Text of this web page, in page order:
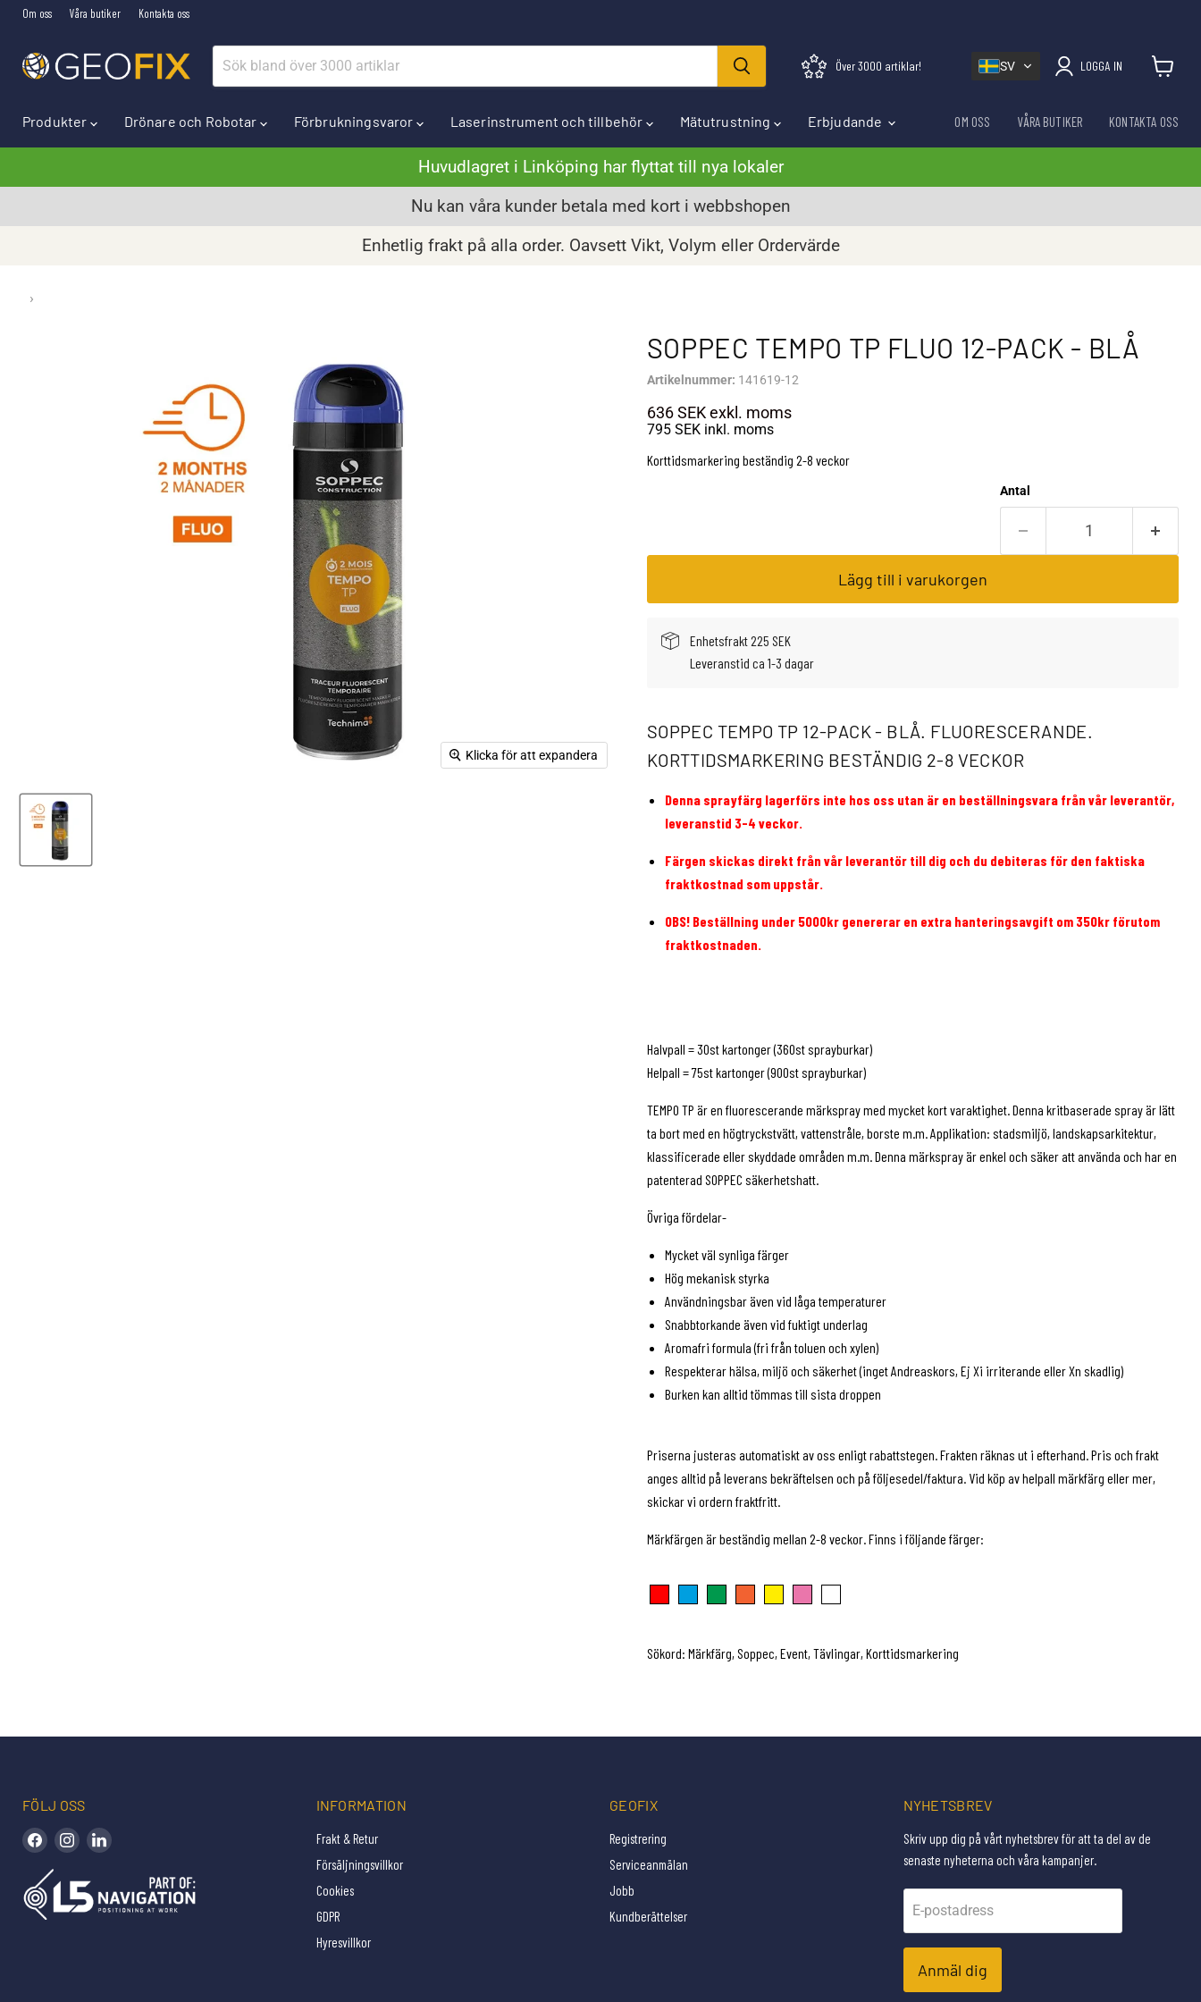
Om oss Våra butiker Kontakta oss
Över 3000 artiklar! SV LOGGA IN
Produkter Drönare och Robotar Förbrukningsvaror Laserinstrument och tillbehör Mätutrustning Erbjudande OM OSS VÅRA BUTIKER KONTAKTA OSS
Huvudlagret i Linköping har flyttat till nya lokaler
Nu kan våra kunder betala med kort i webbshopen
Enhetlig frakt på alla order. Oavsett Vikt, Volym eller Ordervärde
›
Klicka för att expandera
SOPPEC TEMPO TP FLUO 12-PACK - BLÅ
Artikelnummer: 141619-12
636 SEKexkl. moms
795 SEKinkl. moms
Korttidsmarkering beständig 2-8 veckor
Antal
Lägg till i varukorgen
Enhetsfrakt 225 SEK
Leveranstid ca 1-3 dagar
SOPPEC TEMPO TP 12-PACK - BLÅ. FLUORESCERANDE.
KORTTIDSMARKERING BESTÄNDIG 2-8 VECKOR
Denna sprayfärg lagerförs inte hos oss utan är en beställningsvara från vår leverantör,
leveranstid 3-4 veckor.
Färgen skickas direkt från vår leverantör till dig och du debiteras för den faktiska
fraktkostnad som uppstår.
OBS! Beställning under 5000kr genererar en extra hanteringsavgift om 350kr förutom
fraktkostnaden.
Halvpall = 30st kartonger (360st sprayburkar)
Helpall = 75st kartonger (900st sprayburkar)
TEMPO TP är en fluorescerande märkspray med mycket kort varaktighet. Denna kritbaserade spray är lätt
ta bort med en högtryckstvätt, vattenstråle, borste m.m. Applikation: stadsmiljö, landskapsarkitektur,
klassificerade eller skyddade områden m.m. Denna märkspray är enkel och säker att använda och har en
patenterad SOPPEC säkerhetshatt.
Övriga fördelar-
Mycket väl synliga färger
Hög mekanisk styrka
Användningsbar även vid låga temperaturer
Snabbtorkande även vid fuktigt underlag
Aromafri formula (fri från toluen och xylen)
Respekterar hälsa, miljö och säkerhet (inget Andreaskors, Ej Xi irriterande eller Xn skadlig)
Burken kan alltid tömmas till sista droppen
Priserna justeras automatiskt av oss enligt rabattstegen. Frakten räknas ut i efterhand. Pris och frakt
anges alltid på leverans bekräftelsen och på följesedel/faktura. Vid köp av helpall märkfärg eller mer,
skickar vi ordern fraktfritt.
Märkfärgen är beständig mellan 2-8 veckor. Finns i följande färger:
Sökord: Märkfärg, Soppec, Event, Tävlingar, Korttidsmarkering
FÖLJ OSS
Hitta oss på Facebook
Hitta oss på Instagram
INFORMATION
Frakt & Retur
Försäljningsvillkor
Cookies
GDPR
Hyresvillkor
GEOFIX
Registrering
Serviceanmälan
Jobb
Kundberättelser
NYHETSBREV
Skriv upp dig på vårt nyhetsbrev för att ta del av de
senaste nyheterna och våra kampanjer.
E-postadress
Anmäl dig